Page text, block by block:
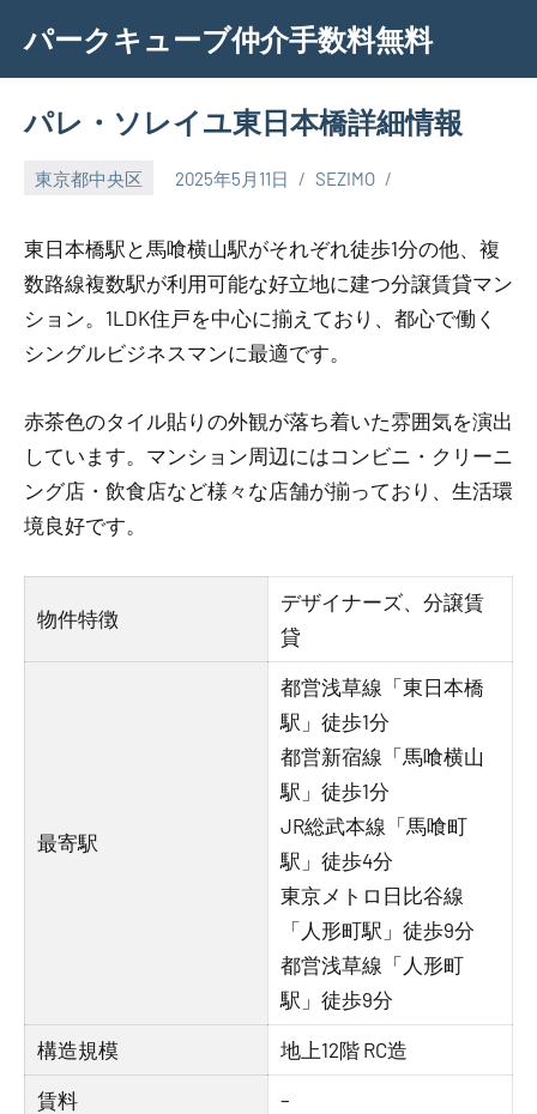
content
パークキューブ仲介手数料無料
パレ・ソレイユ東日本橋詳細情報
東京都中央区 2025年5月11日 SEZIMO
東日本橋駅と馬喰横山駅がそれぞれ徒歩1分の他、複
数路線複数駅が利用可能な好立地に建つ分譲賃貸マン
ション。1LDK住戸を中心に揃えており、都心で働く
シングルビジネスマンに最適です。
赤茶色のタイル貼りの外観が落ち着いた雰囲気を演出
しています。マンション周辺にはコンビニ・クリーニ
ング店・飲食店など様々な店舗が揃っており、生活環
境良好です。
物件特徴
デザイナーズ、分譲賃
貸
最寄駅
都営浅草線「東日本橋
駅」徒歩1分
都営新宿線「馬喰横山
駅」徒歩1分
JR総武本線「馬喰町
駅」徒歩4分
東京メトロ日比谷線
「人形町駅」徒歩9分
都営浅草線「人形町
駅」徒歩9分
構造規模 地上12階 RC造
賃料 –